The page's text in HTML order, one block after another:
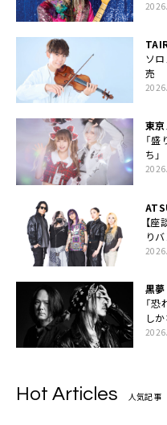
ソ
売
東
「盛
ち」
【
りバ
黒夢
「
しか
Hot Articles 人気記事